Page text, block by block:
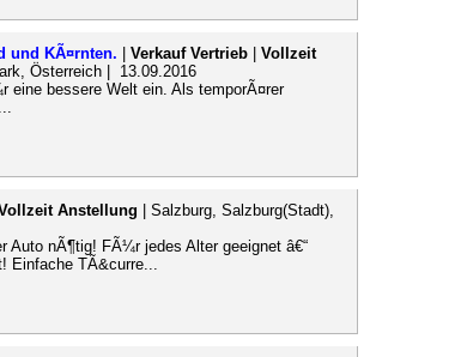
und KÃ¤rnten. Verkauf Vertrieb
Vollzeit
Österreich | 13.09.2016
bessere Welt ein. Als temporÃ¤rer
Anstellung | Salzburg, Salzburg(Stadt),
Auto nÃ¶tig! FÃ¼r jedes Alter geeignet â€“
Einfache TÃ&curre...